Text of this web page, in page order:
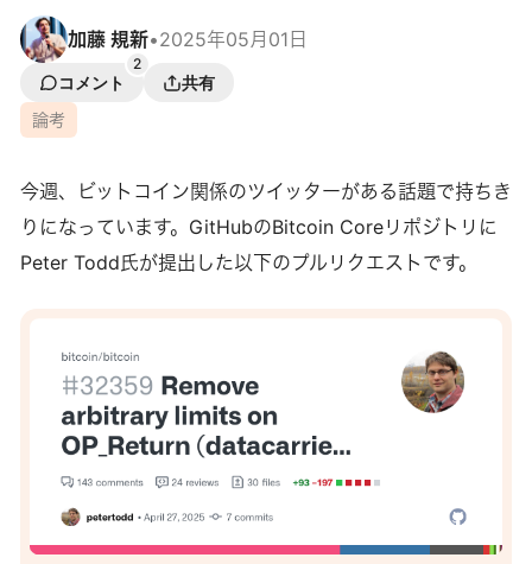
加藤 規新•2025年05月01日
コメント
2
共有
論考
今週、ビットコイン関係のツイッターがある話題で持ちき
りになっています。GitHubのBitcoin Coreリポジトリに
Peter Todd氏が提出した以下のプルリクエストです。